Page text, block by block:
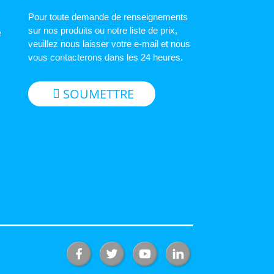
Pour toute demande de renseignements
sur nos produits ou notre liste de prix,
veuillez nous laisser votre e-mail et nous
vous contacterons dans les 24 heures.
SOUMETTRE